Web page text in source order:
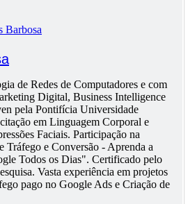
de Redes de Computadores e com
Digital, Business Intelligence
pela Pontifícia Universidade
em Linguagem Corporal e
Faciais. Participação na
Tráfego e Conversão - Aprenda a
Todos os Dias". Certificado pelo
Vasta experiência em projetos
pago no Google Ads e Criação de